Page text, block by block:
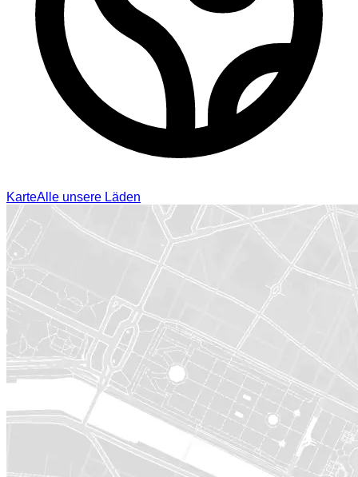
KarteAlle unsere Läden